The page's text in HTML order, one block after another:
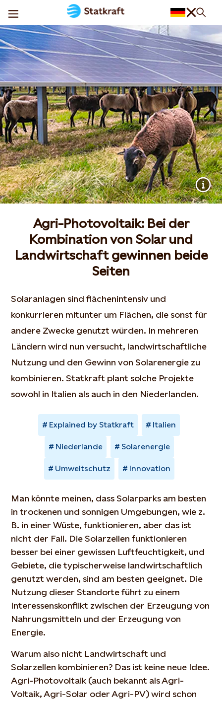
Agri-Photovoltaik: Bei der
Kombination von Solar und
Landwirtschaft gewinnen beide
Seiten
Solaranlagen sind flächenintensiv und
konkurrieren mitunter um Flächen, die sonst für
andere Zwecke genutzt würden. In mehreren
Ländern wird nun versucht, landwirtschaftliche
Nutzung und den Gewinn von Solarenergie zu
kombinieren. Statkraft plant solche Projekte
sowohl in Italien als auch in den Niederlanden.
Explained by Statkraft Italien
Niederlande Solarenergie
Umweltschutz Innovation
Man könnte meinen, dass Solarparks am besten
in trockenen und sonnigen Umgebungen, wie z.
B. in einer Wüste, funktionieren, aber das ist
nicht der Fall. Die Solarzellen funktionieren
besser bei einer gewissen Luftfeuchtigkeit, und
Gebiete, die typischerweise landwirtschaftlich
genutzt werden, sind am besten geeignet. Die
Nutzung dieser Standorte führt zu einem
Interessenskonflikt zwischen der Erzeugung von
Nahrungsmitteln und der Erzeugung von
Energie.
Warum also nicht Landwirtschaft und
Solarzellen kombinieren? Das ist keine neue Idee.
Agri-Photovoltaik (auch bekannt als Agri-
Voltaik, Agri-Solar oder Agri-PV) wird schon